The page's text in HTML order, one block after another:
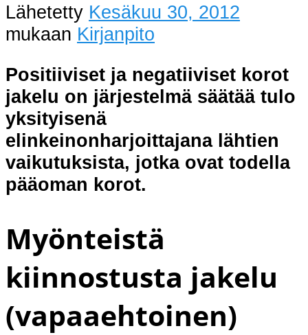
Lähetetty Kesäkuu 30, 2012
mukaan Kirjanpito
Positiiviset ja negatiiviset korot
jakelu on järjestelmä säätää tulo
yksityisenä
elinkeinonharjoittajana lähtien
vaikutuksista, jotka ovat todella
pääoman korot.
Myönteistä
kiinnostusta jakelu
(vapaaehtoinen)